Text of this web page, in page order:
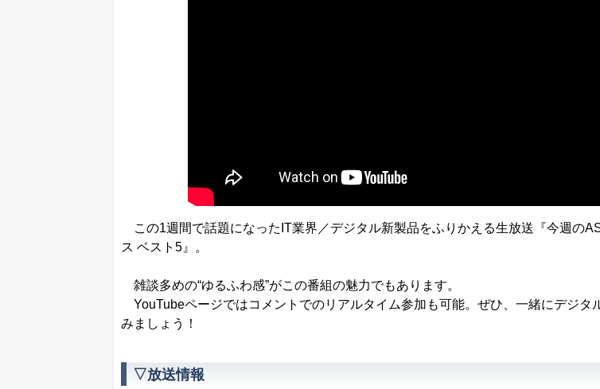
この1週間で話題になったIT業界／デジタル新製品をふりかえる生放送『今週の
ス ベスト5』。
雑談多めの“ゆるふわ感”がこの番組の魅力でもあります。
YouTubeページではコメントでのリアルタイム参加も可能。ぜひ、一緒にデジタ
みましょう！
▽放送情報